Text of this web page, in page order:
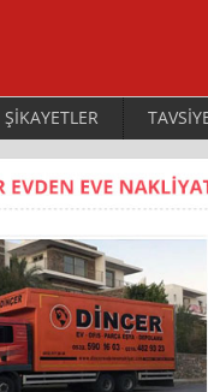
ŞİKAYETLER